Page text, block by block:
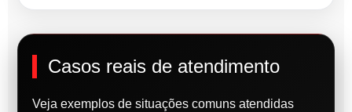
Casos reais de atendimento
Veja exemplos de situações comuns atendidas